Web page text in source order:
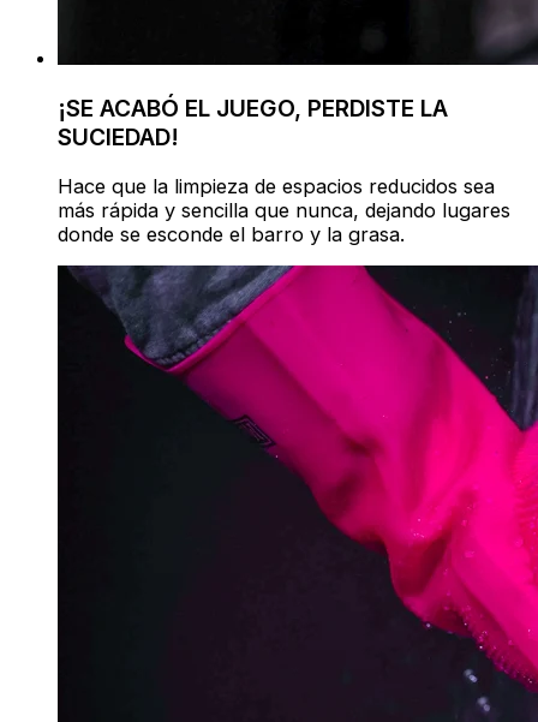
¡SE ACABÓ EL JUEGO, PERDISTE LA
SUCIEDAD!
Hace que la limpieza de espacios reducidos sea
más rápida y sencilla que nunca, dejando lugares
donde se esconde el barro y la grasa.